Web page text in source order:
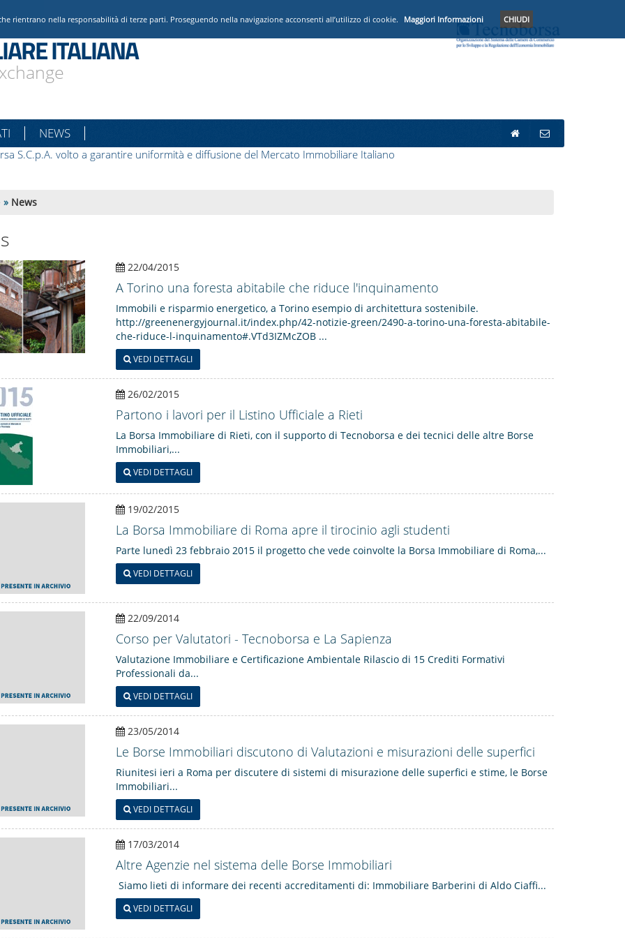
ITALIANA
NEWS
S.C.p.A. volto a garantire uniformità e diffusione del Mercato Immobiliare Italiano
» News
22/04/2015
A Torino una foresta abitabile che riduce l'inquinamento
Immobili e risparmio energetico, a Torino esempio di architettura sostenibile.
http://greenenergyjournal.it/index.php/42-notizie-green/2490-a-torino-una-foresta-abitabile-
che-riduce-l-inquinamento#.VTd3IZMcZOB ...
VEDI DETTAGLI
26/02/2015
Partono i lavori per il Listino Ufficiale a Rieti
La Borsa Immobiliare di Rieti, con il supporto di Tecnoborsa e dei tecnici delle altre Borse
Immobiliari,...
VEDI DETTAGLI
19/02/2015
La Borsa Immobiliare di Roma apre il tirocinio agli studenti
Parte lunedì 23 febbraio 2015 il progetto che vede coinvolte la Borsa Immobiliare di Roma,...
VEDI DETTAGLI
22/09/2014
Corso per Valutatori - Tecnoborsa e La Sapienza
Valutazione Immobiliare e Certificazione Ambientale Rilascio di 15 Crediti Formativi
Professionali da...
VEDI DETTAGLI
23/05/2014
Le Borse Immobiliari discutono di Valutazioni e misurazioni delle superfici
Riunitesi ieri a Roma per discutere di sistemi di misurazione delle superfici e stime, le Borse
Immobiliari...
VEDI DETTAGLI
17/03/2014
Altre Agenzie nel sistema delle Borse Immobiliari
Siamo lieti di informare dei recenti accreditamenti di: Immobiliare Barberini di Aldo Ciaffi...
VEDI DETTAGLI
rientrano nella responsabilità di terze parti. Proseguendo nella navigazione acconsenti all’utilizzo di cookie. Maggiori Informazioni CHIUDI